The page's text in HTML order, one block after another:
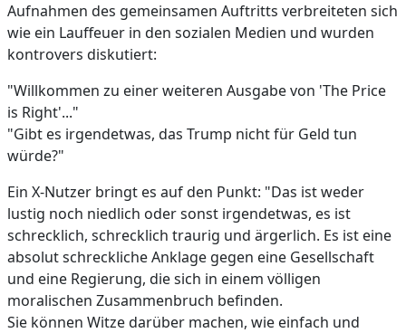
Aufnahmen des gemeinsamen Auftritts verbreiteten sich
wie ein Lauffeuer in den sozialen Medien und wurden
kontrovers diskutiert:
"Willkommen zu einer weiteren Ausgabe von 'The Price
is Right'..."
"Gibt es irgendetwas, das Trump nicht für Geld tun
würde?"
Ein X-Nutzer bringt es auf den Punkt: "Das ist weder
lustig noch niedlich oder sonst irgendetwas, es ist
schrecklich, schrecklich traurig und ärgerlich. Es ist eine
absolut schreckliche Anklage gegen eine Gesellschaft
und eine Regierung, die sich in einem völligen
moralischen Zusammenbruch befinden.
Sie können Witze darüber machen, wie einfach und